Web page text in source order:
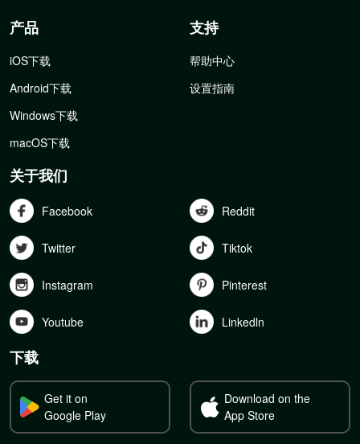
产品
iOS下载
Android下载
Windows下载
macOS下载
支持
帮助中心
设置指南
关于我们
Facebook Reddit
Twitter Tiktok
Instagram Pinterest
Youtube Linkedln
下载
Get it on
Google Play
Download on the
App Store